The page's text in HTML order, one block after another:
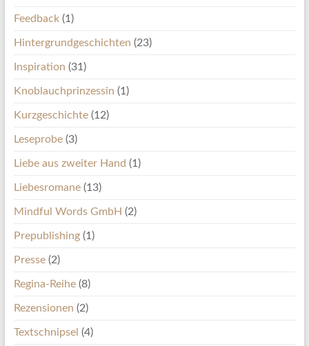
Feedback(1)
Hintergrundgeschichten (23)
Inspiration (31)
Knoblauchprinzessin (1)
Kurzgeschichte(12)
Leseprobe(3)
Liebe aus zweiter Hand (1)
Liebesromane(13)
Mindful Words GmbH (2)
Prepublishing(1)
Presse(2)
Regina-Reihe(8)
Rezensionen (2)
Textschnipsel (4)